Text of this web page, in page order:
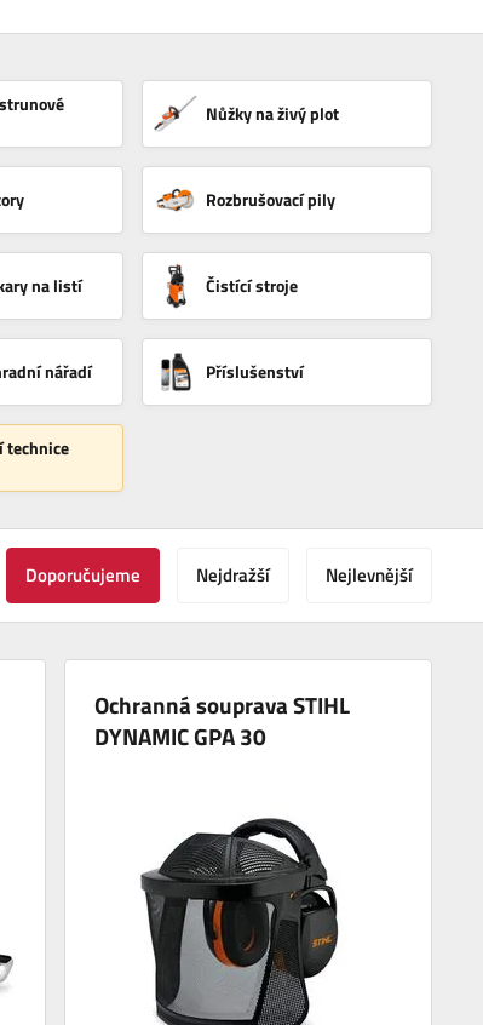
Nůžky na živý plot
Rozbrušovací pily
na listí Čistící stroje
nářadí Příslušenství
technice
Doporučujeme Nejdražší Nejlevnější
Ochranná souprava STIHL
DYNAMIC GPA 30